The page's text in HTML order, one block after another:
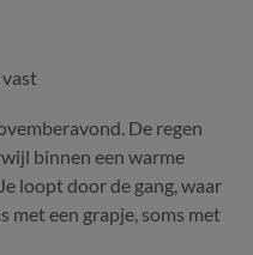
De regen
binnen een warme
loopt door de gang, waar
met een grapje, soms met